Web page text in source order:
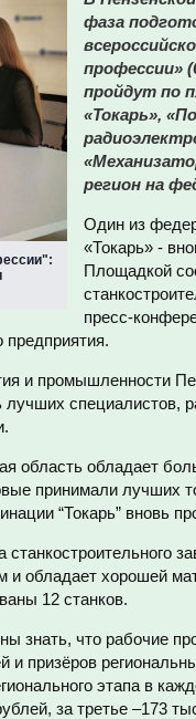
фаза
профессии»
пройдут по
«Токарь»,
регион на
Один из
«Токарь» -
Площадкой
пресс-
предприятия.
и промышленности
специалистов,
область обладает
принимали лучших
“Токарь” вновь
и обладает хорошей
12 станков.
знать, что рабочие
призёров
этапа в
за третье –173